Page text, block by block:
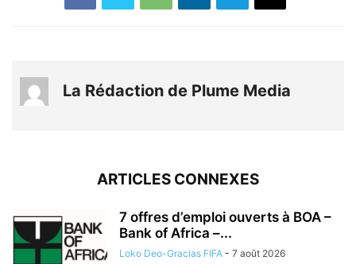
La Rédaction de Plume Media
ARTICLES CONNEXES
7 offres d’emploi ouverts à BOA –
Bank of Africa –...
Loko Deo-Gracias FIFA - 7 août 2026